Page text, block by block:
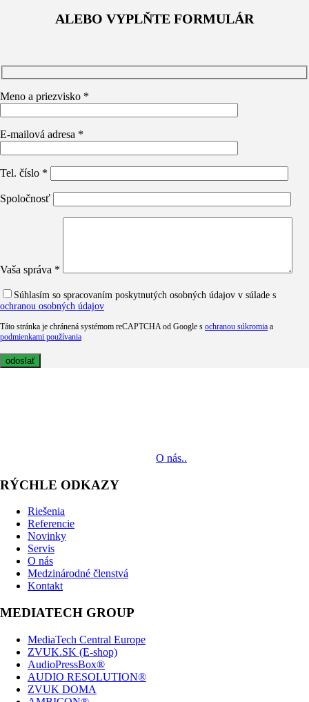
ALEBO VYPLŇTE FORMULÁR
Meno a priezvisko *
E-mailová adresa *
Tel. číslo *
Spoločnosť
Vaša správa *
Súhlasím so spracovaním poskytnutých osobných údajov v súlade s
ochranou osobných údajov
Táto stránka je chránená systémom reCAPTCHA od Google s ochranou súkromia a
podmienkami používania
O nás..
RÝCHLE ODKAZY
Riešenia
Referencie
Novinky
Servis
O nás
Medzinárodné členstvá
Kontakt
MEDIATECH GROUP
MediaTech Central Europe
ZVUK.SK (E-shop)
AudioPressBox®
AUDIO RESOLUTION®
ZVUK DOMA